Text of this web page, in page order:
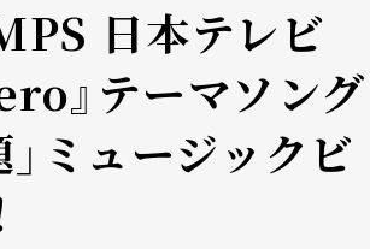
日本テレビ
』テーマソング
」ミュージックビ